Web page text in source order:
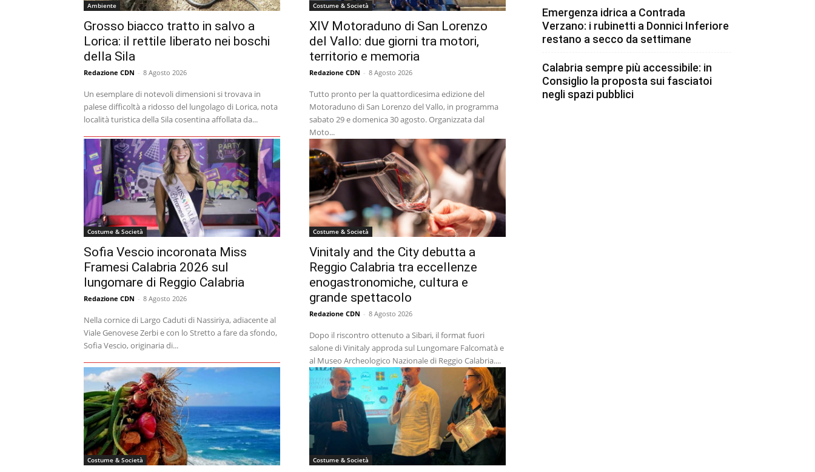
Ambiente
Grosso biacco tratto in salvo a
Lorica: il rettile liberato nei boschi
della Sila
Redazione CDN - 8 Agosto 2026
Un esemplare di notevoli dimensioni si trovava in
palese difficoltà a ridosso del lungolago di Lorica, nota
località turistica della Sila cosentina affollata da...
Costume & Società
XIV Motoraduno di San Lorenzo
del Vallo: due giorni tra motori,
territorio e memoria
Redazione CDN - 8 Agosto 2026
Tutto pronto per la quattordicesima edizione del
Motoraduno di San Lorenzo del Vallo, in programma
sabato 29 e domenica 30 agosto. Organizzata dal
Moto...
Costume & Società
Sofia Vescio incoronata Miss
Framesi Calabria 2026 sul
lungomare di Reggio Calabria
Redazione CDN - 8 Agosto 2026
Nella cornice di Largo Caduti di Nassiriya, adiacente al
Viale Genovese Zerbi e con lo Stretto a fare da sfondo,
Sofia Vescio, originaria di...
Costume & Società
Vinitaly and the City debutta a
Reggio Calabria tra eccellenze
enogastronomiche, cultura e
grande spettacolo
Redazione CDN - 8 Agosto 2026
Dopo il riscontro ottenuto a Sibari, il format fuori
salone di Vinitaly approda sul Lungomare Falcomatà e
al Museo Archeologico Nazionale di Reggio Calabria....
Costume & Società Costume & Società
Emergenza idrica a Contrada
Verzano: i rubinetti a Donnici Inferiore
restano a secco da settimane
Calabria sempre più accessibile: in
Consiglio la proposta sui fasciatoi
negli spazi pubblici